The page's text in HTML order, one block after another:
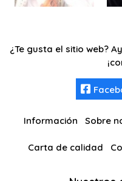
¿Te gusta el sitio web?
Información Sobre
Carta de calidad